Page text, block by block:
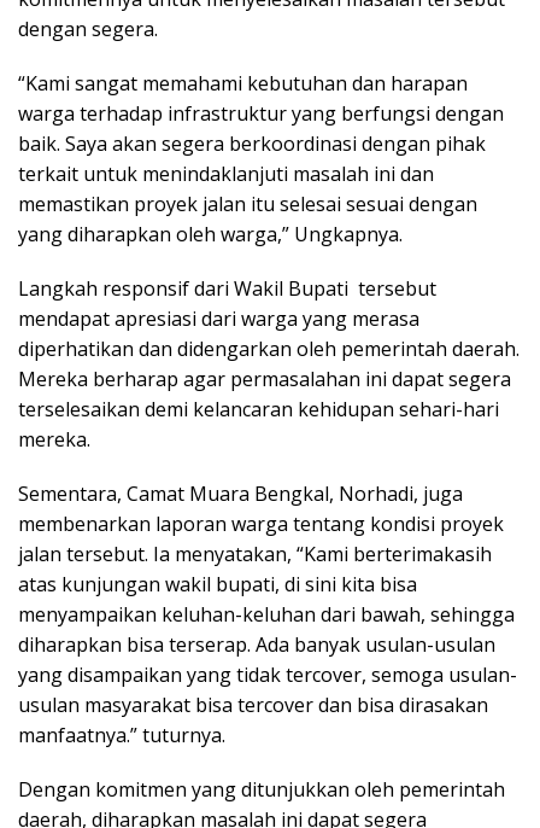
dengan segera.
“Kami sangat memahami kebutuhan dan harapan
warga terhadap infrastruktur yang berfungsi dengan
baik. Saya akan segera berkoordinasi dengan pihak
terkait untuk menindaklanjuti masalah ini dan
memastikan proyek jalan itu selesai sesuai dengan
yang diharapkan oleh warga,” Ungkapnya.
Langkah responsif dari Wakil Bupati tersebut
mendapat apresiasi dari warga yang merasa
diperhatikan dan didengarkan oleh pemerintah daerah.
Mereka berharap agar permasalahan ini dapat segera
terselesaikan demi kelancaran kehidupan sehari-hari
mereka.
Sementara, Camat Muara Bengkal, Norhadi, juga
membenarkan laporan warga tentang kondisi proyek
jalan tersebut. Ia menyatakan, “Kami berterimakasih
atas kunjungan wakil bupati, di sini kita bisa
menyampaikan keluhan-keluhan dari bawah, sehingga
diharapkan bisa terserap. Ada banyak usulan-usulan
yang disampaikan yang tidak tercover, semoga usulan-
usulan masyarakat bisa tercover dan bisa dirasakan
manfaatnya.” tuturnya.
Dengan komitmen yang ditunjukkan oleh pemerintah
daerah, diharapkan masalah ini dapat segera